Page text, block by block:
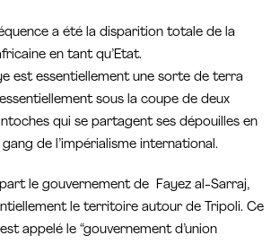
a été la disparition totale de la
en tant qu’Etat.
est essentiellement une sorte de terra
sous la coupe de deux
qui se partagent ses dépouilles en
de l’impérialisme international.
part le gouvernement de Fayez al-Sarraj,
le territoire autour de Tripoli. Ce
appelé le “gouvernement d’union